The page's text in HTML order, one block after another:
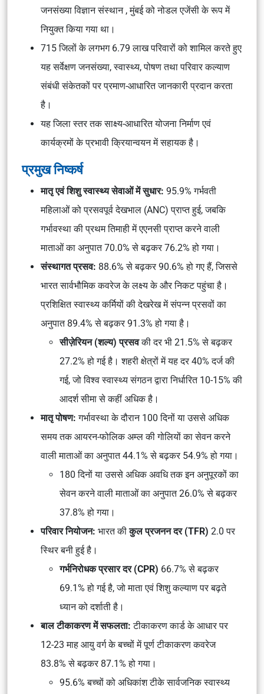
जनसंख्या विज्ञान संस्थान , मुंबई को नोडल एजेंसी के रूप में
नियुक्त किया गया था।
715 जिलों के लगभग 6.79 लाख परिवारों को शामिल करते हुए
यह सर्वेक्षण जनसंख्या, स्वास्थ्य, पोषण तथा परिवार कल्याण
संबंधी संकेतकों पर प्रमाण-आधारित जानकारी प्रदान करता
है।
यह जिला स्तर तक साक्ष्य-आधारित योजना निर्माण एवं
कार्यक्रमों के प्रभावी क्रियान्वयन में सहायक है।
प्रमुख निष्कर्ष
मातृ एवं शिशु स्वास्थ्य सेवाओं में सुधार: 95.9% गर्भवती
महिलाओं को प्रसवपूर्व देखभाल (ANC) प्राप्त हुई, जबकि
गर्भावस्था की प्रथम तिमाही में एएनसी प्राप्त करने वाली
माताओं का अनुपात 70.0% से बढ़कर 76.2% हो गया।
संस्थागत प्रसव: 88.6% से बढ़कर 90.6% हो गए हैं, जिससे
भारत सार्वभौमिक कवरेज के लक्ष्य के और निकट पहुंचा है।
प्रशिक्षित स्वास्थ्य कर्मियों की देखरेख में संपन्न प्रसवों का
अनुपात 89.4% से बढ़कर 91.3% हो गया है।
सीज़ेरियन (शल्य) प्रसवकी दर भी 21.5% से बढ़कर
27.2% हो गई है। शहरी क्षेत्रों में यह दर 40% दर्ज की
गई, जो विश्व स्वास्थ्य संगठन द्वारा निर्धारित 10-15% की
आदर्श सीमा से कहीं अधिक है।
मातृ पोषण:गर्भावस्था के दौरान 100 दिनों या उससे अधिक
समय तक आयरन-फोलिक अम्ल की गोलियों का सेवन करने
वाली माताओं का अनुपात 44.1% से बढ़कर 54.9% हो गया।
180 दिनों या उससे अधिक अवधि तक इन अनुपूरकों का
सेवन करने वाली माताओं का अनुपात 26.0% से बढ़कर
37.8% हो गया।
परिवार नियोजन: भारत कीकुल प्रजनन दर (TFR) 2.0 पर
स्थिर बनी हुई है।
गर्भनिरोधक प्रसार दर (CPR) 66.7% से बढ़कर
69.1% हो गई है, जो माता एवं शिशु कल्याण पर बढ़ते
ध्यान को दर्शाती है।
बाल टीकाकरण में सफलता:टीकाकरण कार्ड के आधार पर
12-23 माह आयु वर्ग के बच्चों में पूर्ण टीकाकरण कवरेज
83.8% से बढ़कर 87.1% हो गया।
95.6% बच्चों को अधिकांश टीके सार्वजनिक स्वास्थ्य